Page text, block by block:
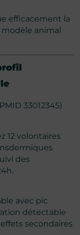
efficacement la
animal
33012345)
12 volontaires
des
avec pic
détectable
secondaires